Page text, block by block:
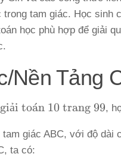
tam giác. Học sinh
học phù hợp để giải
Nền Tảng
\text{giải
trang 99}
giải toa
ˊn 10 trang 99,
tam giác ABC, với độ
ta có: